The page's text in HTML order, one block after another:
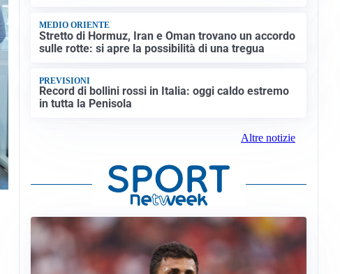
MEDIO ORIENTE
Stretto di Hormuz, Iran e Oman trovano un accordo
sulle rotte: si apre la possibilità di una tregua
PREVISIONI
Record di bollini rossi in Italia: oggi caldo estremo
in tutta la Penisola
Altre notizie